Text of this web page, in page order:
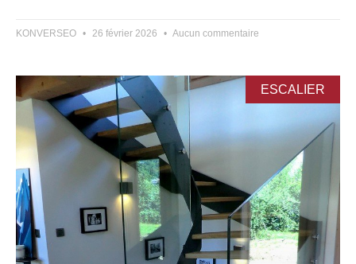
KONVERSEO 26 février 2026 Aucun commentaire
ESCALIER